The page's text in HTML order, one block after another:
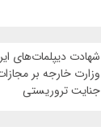
شهادت‌ دیپلمات‌های
وزارت خارجه بر
جنایت تروریستی